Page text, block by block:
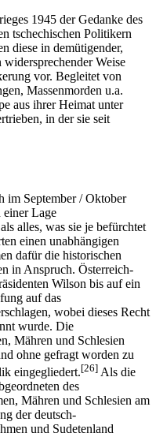
1945 der Gedanke des
tschechischen Politikern
diese in demütigender,
Weise
vor. Begleitet von
Massenmorden u.a.
aus ihrer Heimat unter
in der sie seit
im September / Oktober
einer Lage
alles, was sie je befürchtet
einen unabhängigen
dafür die historischen
in Anspruch. Österreich-
Wilson bis auf ein
auf das
wobei dieses Recht
wurde. Die
Mähren und Schlesien
ohne gefragt worden zu
eingegliedert.[26] Als die
des
Mähren und Schlesien am
der deutsch-
und Sudetenland